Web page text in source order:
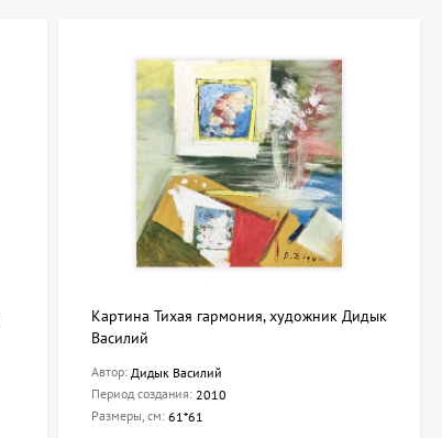
Картина Тихая гармония, художник Дидык
Василий
Автор: Дидык Василий
Период создания: 2010
Размеры, см: 61*61